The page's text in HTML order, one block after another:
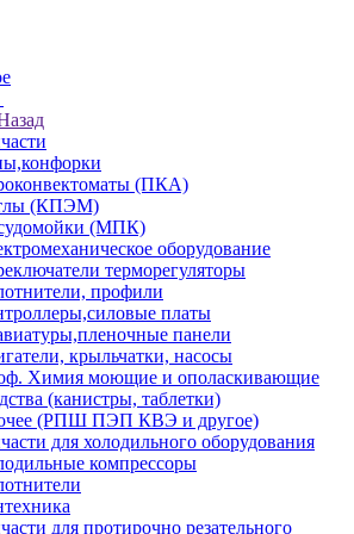
(ПКА)
(КПЭМ)
(МПК)
оборудование
терморегуляторы
профили
платы
панели
крыльчатки, насосы
Химия моющие и ополаскивающие
(канистры, таблетки)
(РПШ ПЭП КВЭ и другое)
для холодильного оборудования
компрессоры
для протирочно резательного